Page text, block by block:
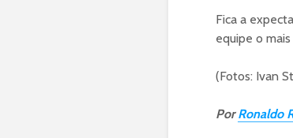
Fica a
equipe o
(Fotos: Ivan
PorRonaldo